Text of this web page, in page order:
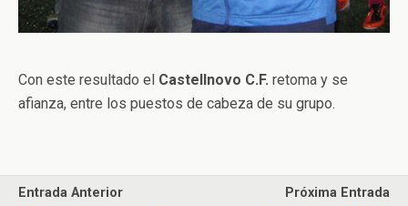
Con este resultado el Castellnovo C.F. retoma y se
afianza, entre los puestos de cabeza de su grupo.
Entrada Anterior
Próxima Entrada